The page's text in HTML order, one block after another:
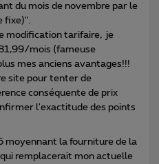
du mois de novembre par le
fixe)".
modification tarifaire, je
mois (fameuse
mes anciens avantages!!!
site pour tenter de
conséquente de prix
l'exactitude des points
moyennant la fourniture de la
remplacerait mon actuelle